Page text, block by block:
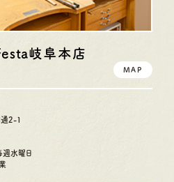
岐阜本店
MAP
2-1
週水曜日